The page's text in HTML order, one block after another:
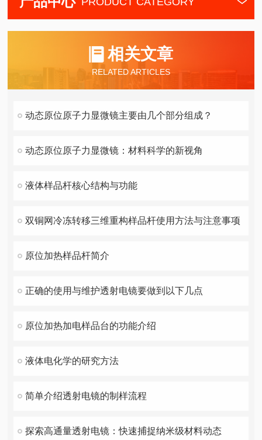
相关文章
RELATED ARTICLES
动态原位原子力显微镜主要由几个部分组成？
动态原位原子力显微镜：材料科学的新视角
液体样品杆核心结构与功能
双铜网冷冻转移三维重构样品杆使用方法与注意事项
原位加热样品杆简介
正确的使用与维护透射电镜要做到以下几点
原位加热加电样品台的功能介绍
液体电化学的研究方法
简单介绍透射电镜的制样流程
探索高通量透射电镜：快速捕捉纳米级材料动态